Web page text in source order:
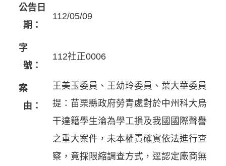
公告日
期：
112/05/09
字
號：
112社正0006
案
由：
王美玉委員、王幼玲委員、葉大華委員
提：苗栗縣政府勞青處對於中州科大烏
干達籍學生淪為學工損及我國國際聲譽
之重大案件，未本權責確實依法進行查
察，竟採限縮調查方式，逕認定廠商無